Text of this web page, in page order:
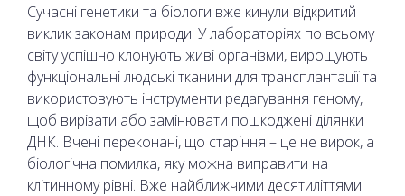
Сучасні генетики та біологи вже кинули відкритий
виклик законам природи. У лабораторіях по всьому
світу успішно клонують живі організми, вирощують
функціональні людські тканини для трансплантації та
використовують інструменти редагування геному,
щоб вирізати або замінювати пошкоджені ділянки
ДНК. Вчені переконані, що старіння – це не вирок, а
біологічна помилка, яку можна виправити на
клітинному рівні. Вже найближчими десятиліттями